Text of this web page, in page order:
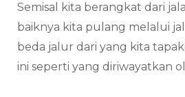
Semisal kita berangkat dari
baiknya kita pulang melalui
beda jalur dari yang kita
ini seperti yang diriwayatkan